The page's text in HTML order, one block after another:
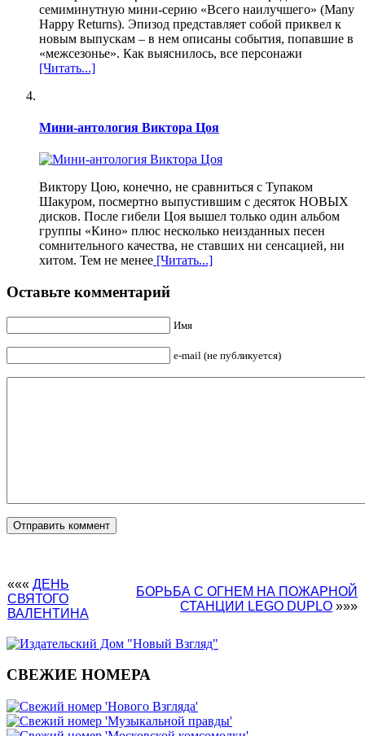
семиминутную мини-серию «Всего наилучшего» (Many
Happy Returns). Эпизод представляет собой приквел к
новым выпускам – в нем описаны события, попавшие в
«межсезонье». Как выяснилось, все персонажи
[Читать...]
Мини-антология Виктора Цоя
Виктору Цою, конечно, не сравниться с Тупаком
Шакуром, посмертно выпустившим с десяток НОВЫХ
дисков. После гибели Цоя вышел только один альбом
группы «Кино» плюс несколько неизданных песен
сомнительного качества, не ставших ни сенсацией, ни
хитом. Тем не менее [Читать...]
Оставьте комментарий
Имя
e-mail (не публикуется)
««« ДЕНЬ
СВЯТОГО
ВАЛЕНТИНА
БОРЬБА С ОГНЕМ НА ПОЖАРНОЙ
СТАНЦИИ LEGO DUPLO »»»
СВЕЖИЕ НОМЕРА